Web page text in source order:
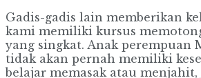
Gadis-gadis lain memberikan
kami memiliki kursus
yang singkat. Anak perempuan
tidak akan pernah memiliki
belajar memasak atau menjahit,